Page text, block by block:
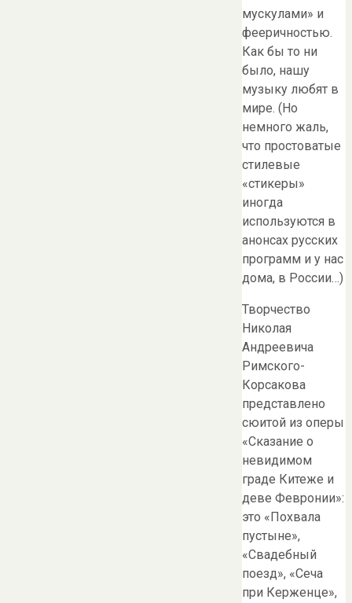
мускулами» и
фееричностью.
Как бы то ни
было, нашу
музыку любят в
мире. (Но
немного жаль,
что простоватые
стилевые
«стикеры»
иногда
используются в
анонсах русских
программ и у нас
дома, в России…)
Творчество
Николая
Андреевича
Римского-
Корсакова
представлено
сюитой из оперы
«Сказание о
невидимом
граде Китеже и
деве Февронии»:
это «Похвала
пустыне»,
«Свадебный
поезд», «Сеча
при Керженце»,